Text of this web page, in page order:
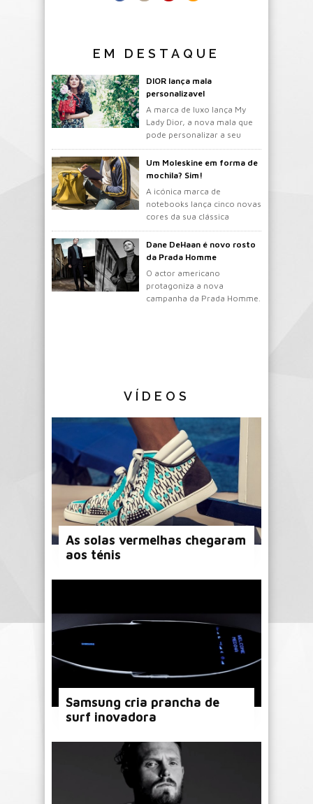
EM DESTAQUE
DIOR lança mala
personalizavel
A marca de luxo lança My
Lady Dior, a nova mala que
pode personalizar a seu
gosto.
Um Moleskine em forma de
mochila? Sim!
A icónica marca de
notebooks lança cinco novas
cores da sua clássica
mochila.
Dane DeHaan é novo rosto
da Prada Homme
O actor americano
protagoniza a nova
campanha da Prada Homme.
VÍDEOS
As solas vermelhas chegaram
aos ténis
Samsung cria prancha de
surf inovadora